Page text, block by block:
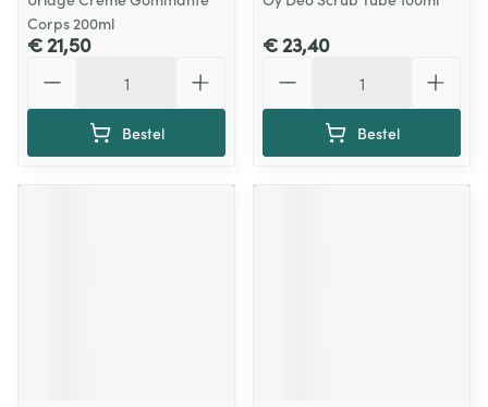
Corps 200ml
€ 21,50
Bestel
€ 23,40
Bestel